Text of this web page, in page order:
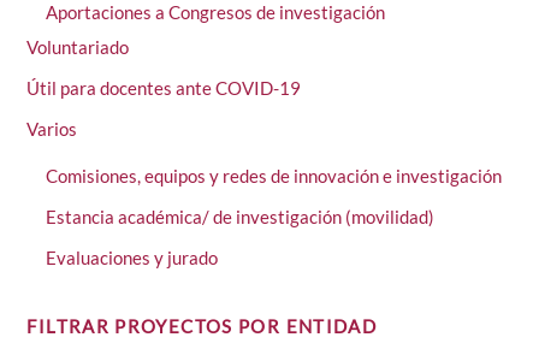
Aportaciones a Congresos de investigación
Voluntariado
Útil para docentes ante COVID-19
Varios
Comisiones, equipos y redes de innovación e investigación
Estancia académica/ de investigación (movilidad)
Evaluaciones y jurado
FILTRAR PROYECTOS POR ENTIDAD